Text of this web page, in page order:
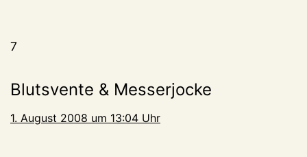
7
Blutsvente & Messerjocke
1. August 2008 um 13:04 Uhr